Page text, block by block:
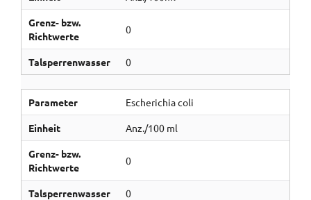
Grenz- bzw.
Richtwerte
0
Talsperrenwasser 0
Parameter Escherichia coli
Einheit Anz./100 ml
Grenz- bzw.
Richtwerte
0
Talsperrenwasser 0